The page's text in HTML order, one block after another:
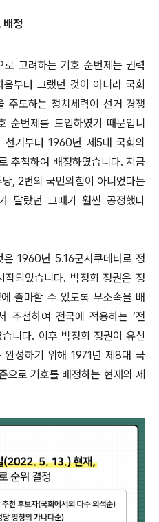
배정
고려하는 기호 순번제는 권력
부터 그랬던 것이 아니라 국회
주도하는 정치세력이 선거 경쟁
순번제를 도입하였기 때문입니
거부터 1960년 제5대 국회의
추첨하여 배정하였습니다. 지금
, 2번의 국민의힘이 아니었다는
달랐던 그때가 훨씬 공정했다
1960년 5.16군사쿠데타로 정
되었습니다. 박정희 정권은 정
출마할 수 있도록 무소속을 배
추첨하여 전국에 적용하는 ‘전
니다. 이후 박정희 정권이 유신
완성하기 위해 1971년 제8대 국
으로 기호를 배정하는 현재의 제